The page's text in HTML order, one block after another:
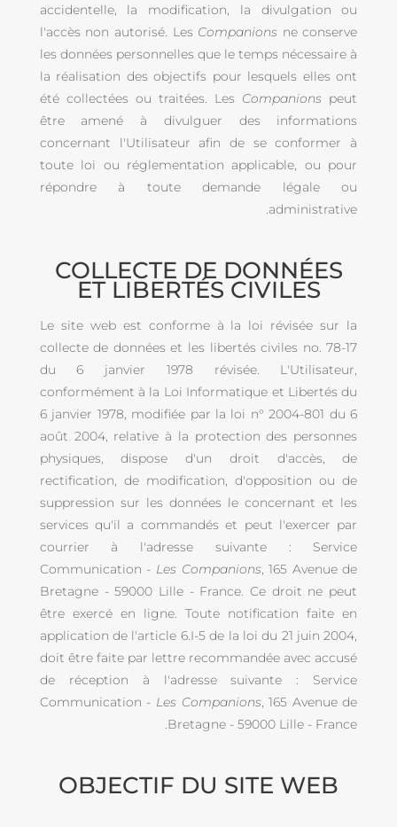
accidentelle, la modification, la divulgation ou
l'accès non autorisé. Les Companions ne conserve
les données personnelles que le temps nécessaire à
la réalisation des objectifs pour lesquels elles ont
été collectées ou traitées. Les Companions peut
être amené à divulguer des informations
concernant l'Utilisateur afin de se conformer à
toute loi ou réglementation applicable, ou pour
répondre à toute demande légale ou
administrative.
COLLECTE DE DONNÉES
ET LIBERTÉS CIVILES
Le site web est conforme à la loi révisée sur la
collecte de données et les libertés civiles no. 78-17
du 6 janvier 1978 révisée. L'Utilisateur,
conformément à la Loi Informatique et Libertés du
6 janvier 1978, modifiée par la loi n° 2004-801 du 6
août 2004, relative à la protection des personnes
physiques, dispose d'un droit d'accès, de
rectification, de modification, d'opposition ou de
suppression sur les données le concernant et les
services qu'il a commandés et peut l'exercer par
courrier à l'adresse suivante : Service
Communication - Les Companions, 165 Avenue de
Bretagne - 59000 Lille - France. Ce droit ne peut
être exercé en ligne. Toute notification faite en
application de l'article 6.I-5 de la loi du 21 juin 2004,
doit être faite par lettre recommandée avec accusé
de réception à l'adresse suivante : Service
Communication - Les Companions, 165 Avenue de
Bretagne - 59000 Lille - France.
OBJECTIF DU SITE WEB